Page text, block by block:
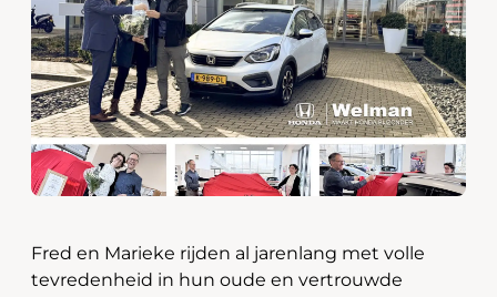
Contact
Fred en Marieke rijden al jarenlang met volle
tevredenheid in hun oude en vertrouwde